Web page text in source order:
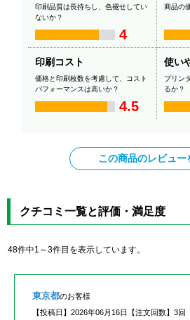
印刷品質は長持ちし、色褪せしてい
ないか？
4
商品の
印刷コスト
価格と印刷枚数を考慮して、コスト
パフォーマンスは高いか？
4.5
使い
プリン
るか？
この商品のレビュー
クチコミ一覧と評価・満足度
48件中1～3件目を表示しています。
東京都のお客様
【投稿日】 2026年06月16日 【注文回数】 3回